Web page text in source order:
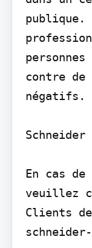
publique.
contre
négatifs.
En cas
veuillez
Clients